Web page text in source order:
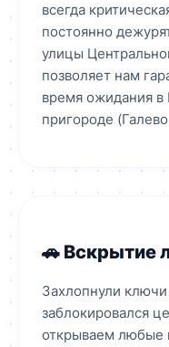
всегда
постоянно
улицы
позволяет нам
время ожидания
пригороде
🚗 Вскрытие
Захлопнули
заблокировался
открываем любые